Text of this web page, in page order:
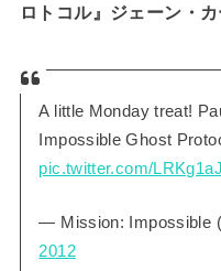
ロトコル』ジェーン・
A little Monday treat!
Impossible Ghost
pic.twitter.com/
— Mission: Impossible
2012